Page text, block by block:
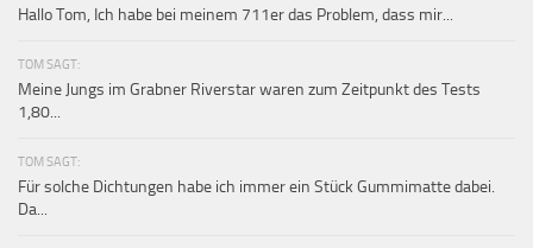
Hallo Tom, Ich habe bei meinem 711er das Problem, dass mir...
TOM SAGT:
Meine Jungs im Grabner Riverstar waren zum Zeitpunkt des Tests
1,80...
TOM SAGT:
Für solche Dichtungen habe ich immer ein Stück Gummimatte dabei.
Da...